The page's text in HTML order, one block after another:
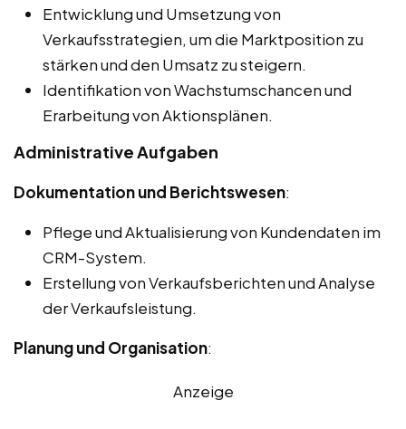
Entwicklung und Umsetzung von
Verkaufsstrategien, um die Marktposition zu
stärken und den Umsatz zu steigern.
Identifikation von Wachstumschancen und
Erarbeitung von Aktionsplänen.
Administrative Aufgaben
Dokumentation und Berichtswesen:
Pflege und Aktualisierung von Kundendaten im
CRM-System.
Erstellung von Verkaufsberichten und Analyse
der Verkaufsleistung.
Planung und Organisation:
Anzeige